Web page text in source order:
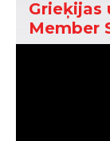
Grieķijas
Member